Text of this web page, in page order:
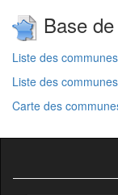
Base
Liste des
Liste des
Carte des